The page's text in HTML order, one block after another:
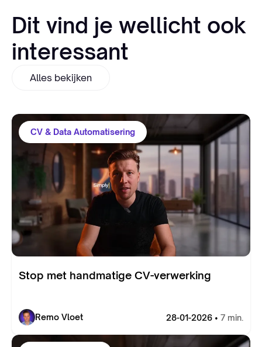
Dit vind je wellicht ook
interessant
Alles bekijken
CV & Data Automatisering
Stop met handmatige CV-verwerking
Remo Vloet 28-01-2026 • 7 min.